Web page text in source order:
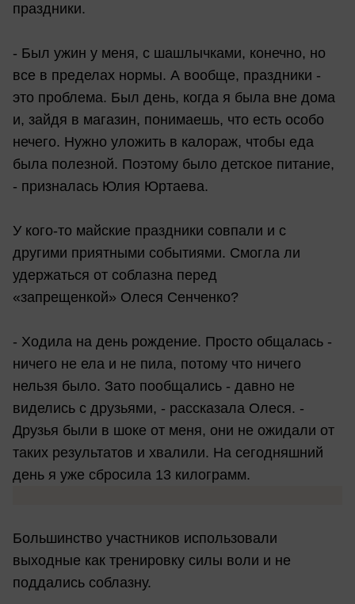
праздники.
- Был ужин у меня, с шашлычками, конечно, но
все в пределах нормы. А вообще, праздники -
это проблема. Был день, когда я была вне дома
и, зайдя в магазин, понимаешь, что есть особо
нечего. Нужно уложить в калораж, чтобы еда
была полезной. Поэтому было детское питание,
- призналась Юлия Юртаева.
У кого-то майские праздники совпали и с
другими приятными событиями. Смогла ли
удержаться от соблазна перед
«запрещенкой» Олеся Сенченко?
- Ходила на день рождение. Просто общалась -
ничего не ела и не пила, потому что ничего
нельзя было. Зато пообщались - давно не
виделись с друзьями, - рассказала Олеся. -
Друзья были в шоке от меня, они не ожидали от
таких результатов и хвалили. На сегодняшний
день я уже сбросила 13 килограмм.
Большинство участников использовали
выходные как тренировку силы воли и не
поддались соблазну.